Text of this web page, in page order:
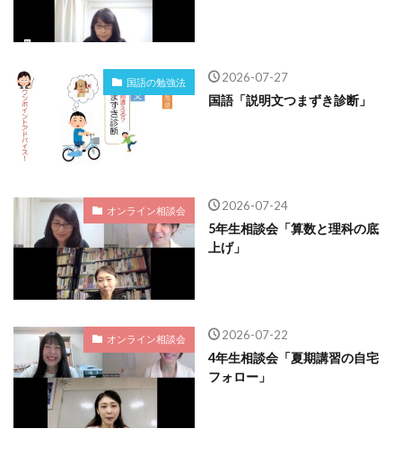
国語の勉強法 2026-07-27
国語「説明文つまずき診断」
オンライン相談会 2026-07-24
5年生相談会「算数と理科の底
上げ」
オンライン相談会 2026-07-22
4年生相談会「夏期講習の自宅
フォロー」